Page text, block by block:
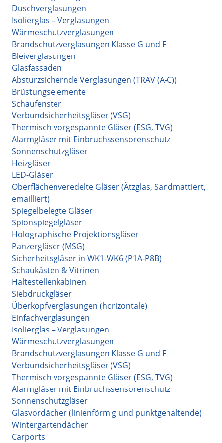
Duschverglasungen
Isolierglas – Verglasungen
Wärmeschutzverglasungen
Brandschutzverglasungen Klasse G und F
Bleiverglasungen
Glasfassaden
Absturzsichernde Verglasungen (TRAV (A-C))
Brüstungselemente
Schaufenster
Verbundsicherheitsgläser (VSG)
Thermisch vorgespannte Gläser (ESG, TVG)
Alarmgläser mit Einbruchssensorenschutz
Sonnenschutzgläser
Heizgläser
LED-Gläser
Oberflächenveredelte Gläser (Ätzglas, Sandmattiert,
emailliert)
Spiegelbelegte Gläser
Spionspiegelgläser
Holographische Projektionsgläser
Panzergläser (MSG)
Sicherheitsgläser in WK1-WK6 (P1A-P8B)
Schaukästen & Vitrinen
Haltestellenkabinen
Siebdruckgläser
Überkopfverglasungen (horizontale)
Einfachverglasungen
Isolierglas – Verglasungen
Wärmeschutzverglasungen
Brandschutzverglasungen Klasse G und F
Verbundsicherheitsgläser (VSG)
Thermisch vorgespannte Gläser (ESG, TVG)
Alarmgläser mit Einbruchssensorenschutz
Sonnenschutzgläser
Glasvordächer (linienförmig und punktgehaltende)
Wintergartendächer
Carports